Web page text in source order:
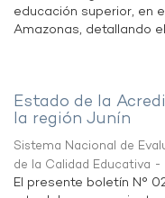
educación superior, en
Amazonas, detallando
Estado de la
la región Junín
Sistema Nacional de
de la Calidad Educativa -
El presente boletín N°